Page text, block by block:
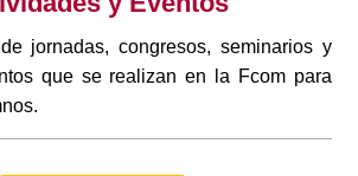
jornadas, congresos, seminarios y
que se realizan en la Fcom para